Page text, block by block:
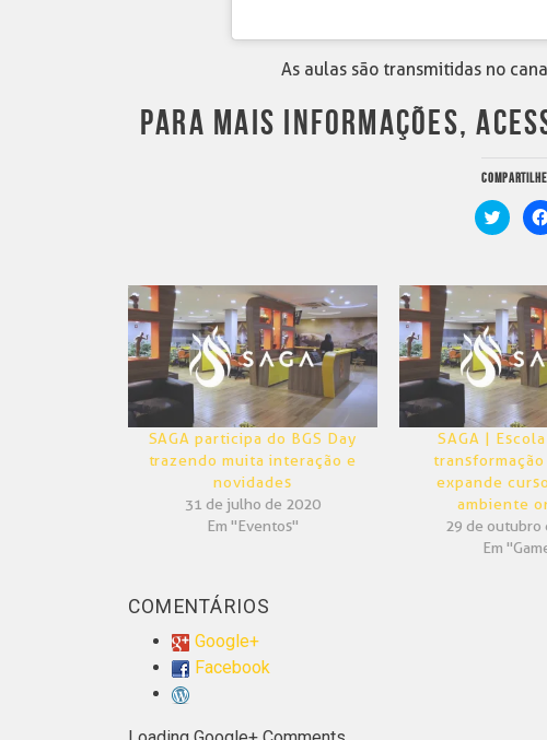
As aulas são transmitidas no
PARA MAIS INFORMAÇÕES,
Clique
para
em
nova
janela)
SAGA participa do BGS Day
trazendo muita interação e
novidades
31 de julho de 2020
Em "Eventos"
SAGA |
expande
ambiente
29 de outubro
Em
COMENTÁRIOS
Google+
Facebook